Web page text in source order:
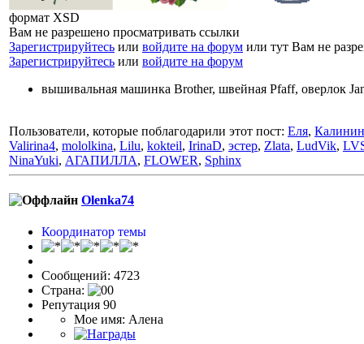
формат XSD
Вам не разрешено просматривать ссылки
Зарегистрируйтесь или войдите на форум или тут Вам не
Зарегистрируйтесь или войдите на форум
вышивальная машинка Brother, швейная Pfaff, оверлок
Пользователи, которые поблагодарили этот пост: Еля,
Valirina4, mololkina, Lilu, kokteil, IrinaD, эстер, Zlata, LudVik,
NinaYuki, АГАПИЛЛА, FLOWER, Sphinx
Olenka74
Координатор темы
Сообщений: 4723
Страна:
Репутация 90
Мое имя: Алена